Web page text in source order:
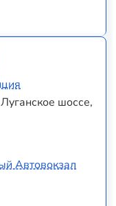
шоссе,
Автовокзал